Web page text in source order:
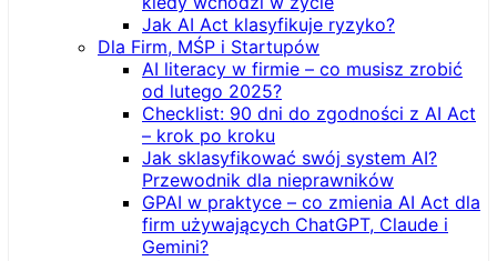
Jak AI Act klasyfikuje ryzyko?
Dla Firm, MŚP i Startupów
AI literacy w firmie – co musisz zrobić
od lutego 2025?
Checklist: 90 dni do zgodności z AI Act
– krok po kroku
Jak sklasyfikować swój system AI?
Przewodnik dla nieprawników
GPAI w praktyce – co zmienia AI Act dla
firm używających ChatGPT, Claude i
Gemini?